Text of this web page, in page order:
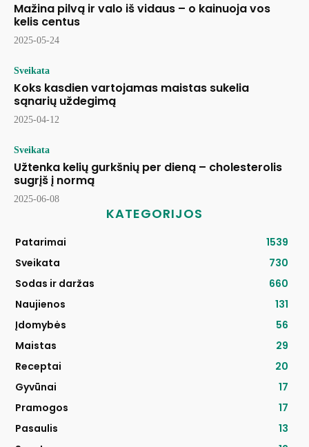
Mažina pilvą ir valo iš vidaus – o kainuoja vos
kelis centus
2025-05-24
Sveikata
Koks kasdien vartojamas maistas sukelia
sąnarių uždegimą
2025-04-12
Sveikata
Užtenka kelių gurkšnių per dieną – cholesterolis
sugrįš į normą
2025-06-08
KATEGORIJOS
Patarimai
1539
Sveikata
730
Sodas ir daržas
660
Naujienos
131
Įdomybės
56
Maistas
29
Receptai
20
Gyvūnai
17
Pramogos
17
Pasaulis
13